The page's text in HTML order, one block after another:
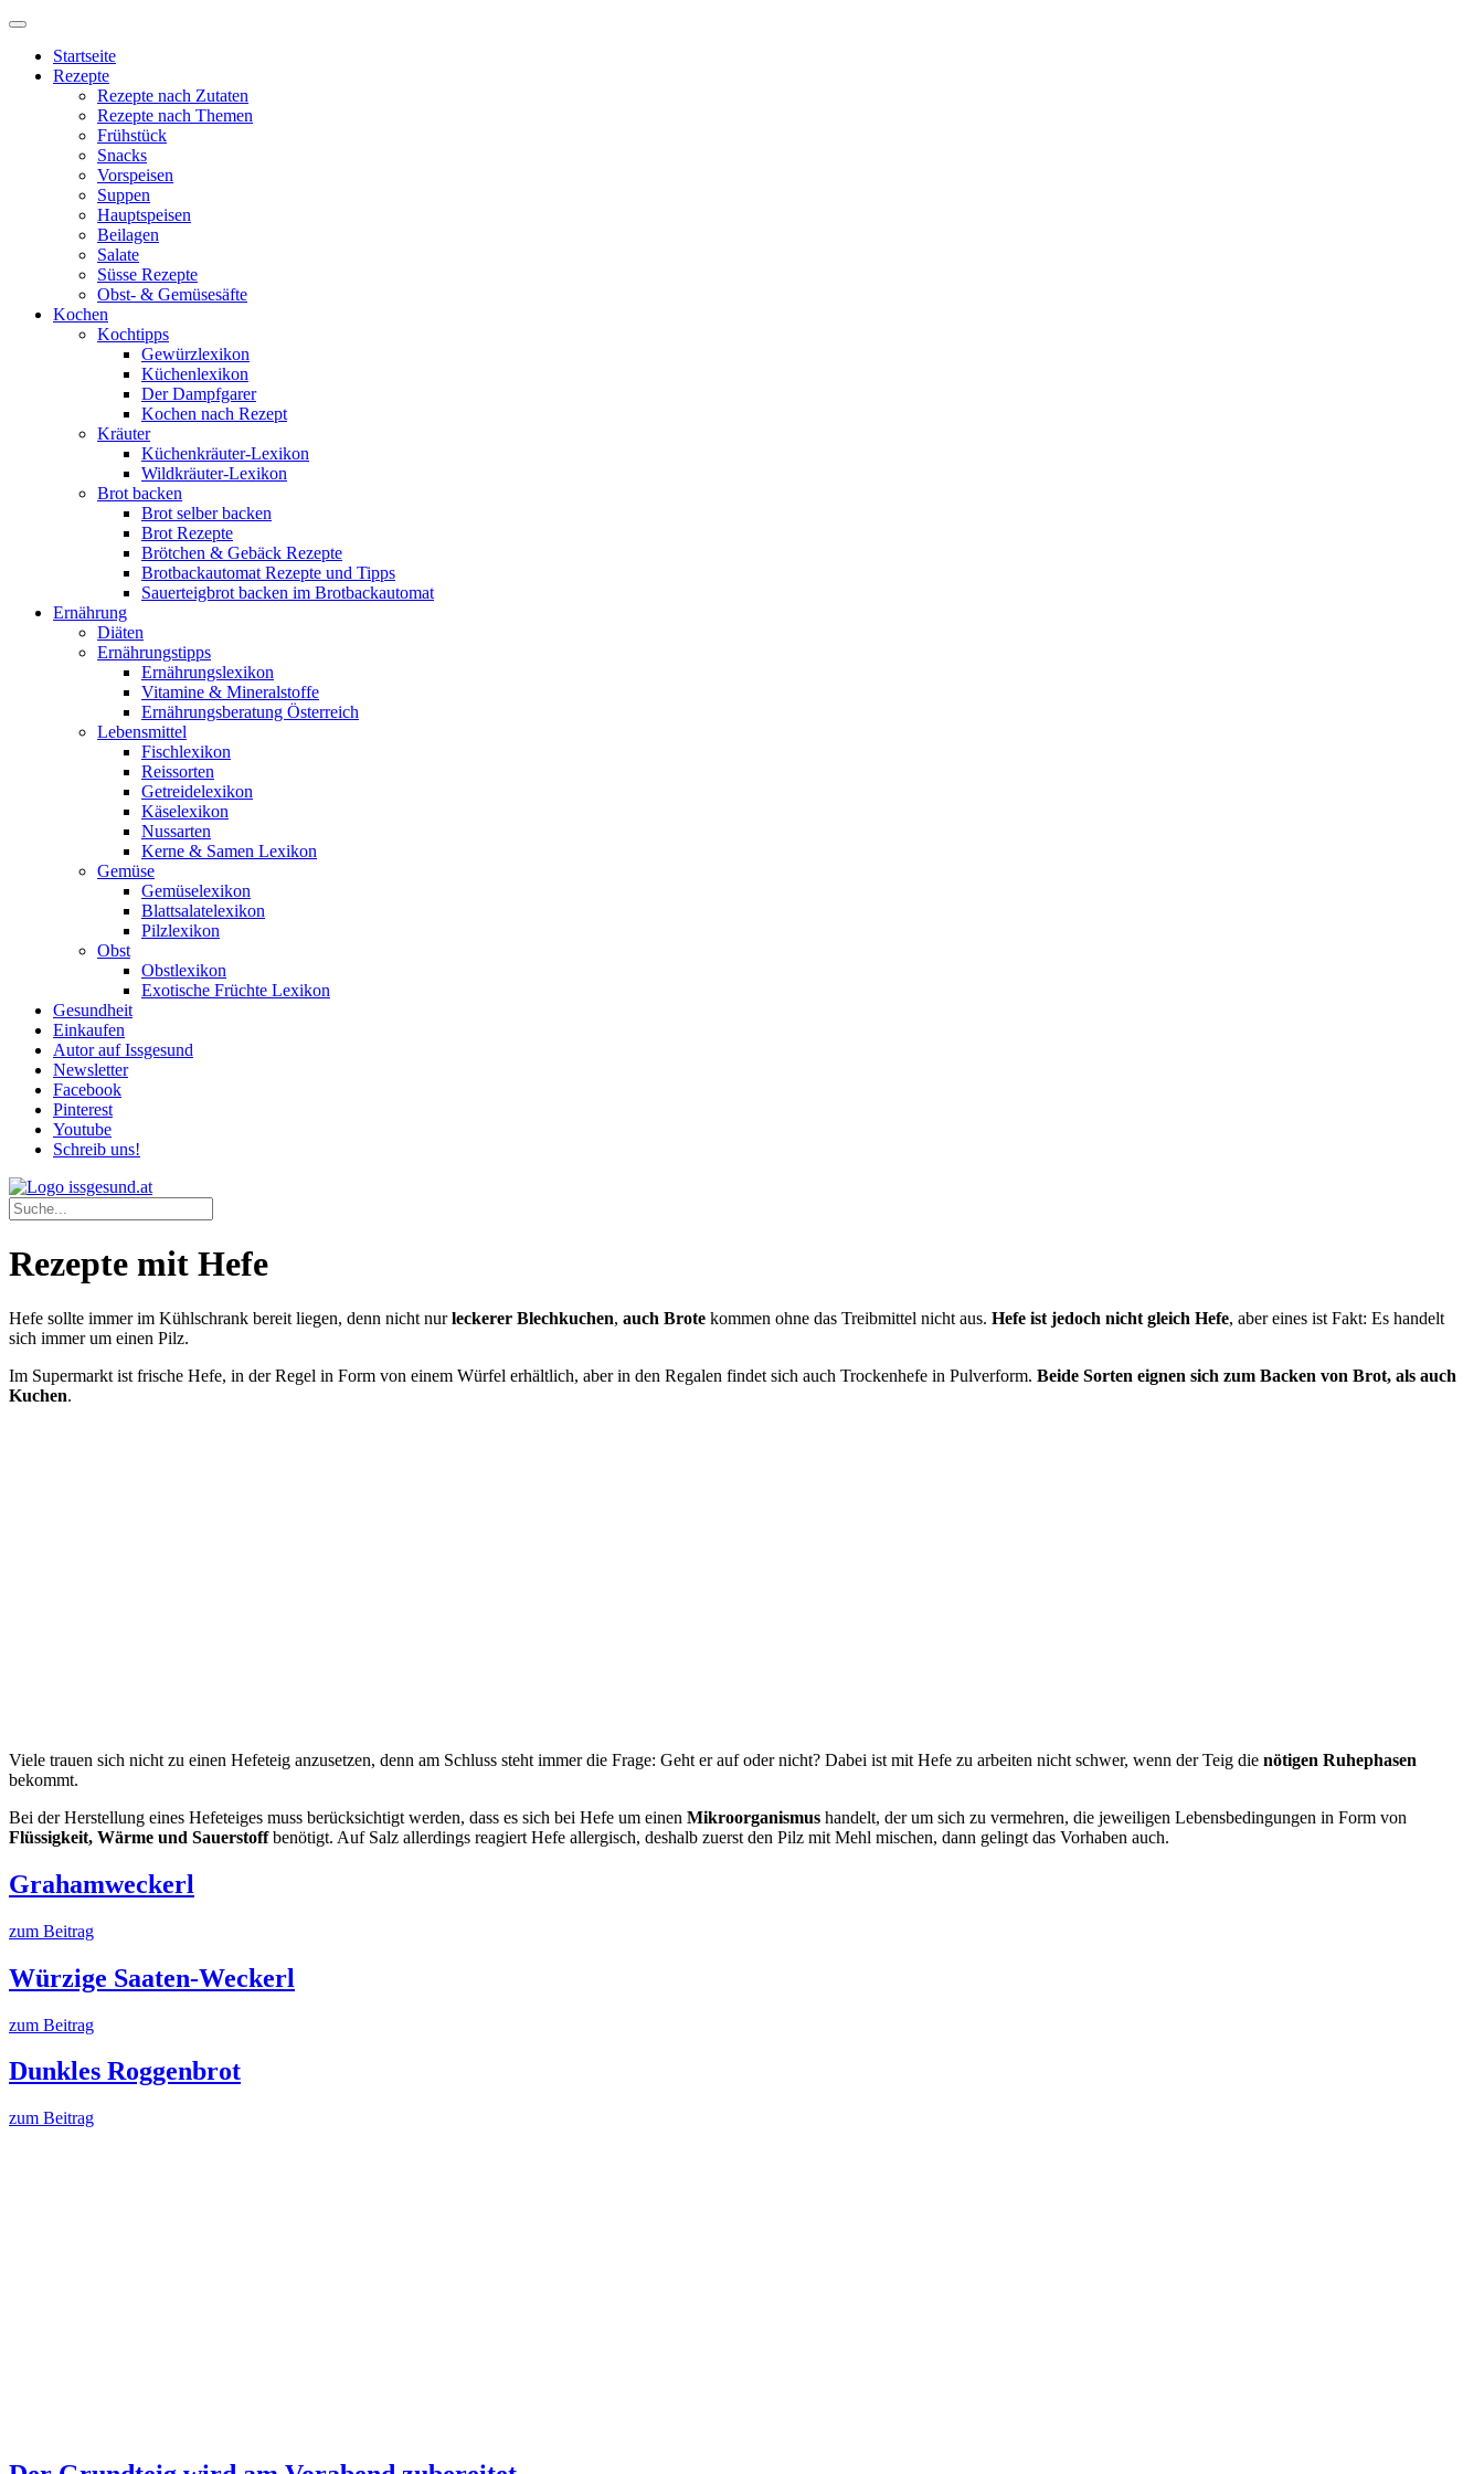
Startseite
Rezepte
Rezepte nach Zutaten
Rezepte nach Themen
Frühstück
Snacks
Vorspeisen
Suppen
Hauptspeisen
Beilagen
Salate
Süsse Rezepte
Obst- & Gemüsesäfte
Kochen
Kochtipps
Gewürzlexikon
Küchenlexikon
Der Dampfgarer
Kochen nach Rezept
Kräuter
Küchenkräuter-Lexikon
Wildkräuter-Lexikon
Brot backen
Brot selber backen
Brot Rezepte
Brötchen & Gebäck Rezepte
Brotbackautomat Rezepte und Tipps
Sauerteigbrot backen im Brotbackautomat
Ernährung
Diäten
Ernährungstipps
Ernährungslexikon
Vitamine & Mineralstoffe
Ernährungsberatung Österreich
Lebensmittel
Fischlexikon
Reissorten
Getreidelexikon
Käselexikon
Nussarten
Kerne & Samen Lexikon
Gemüse
Gemüselexikon
Blattsalatelexikon
Pilzlexikon
Obst
Obstlexikon
Exotische Früchte Lexikon
Gesundheit
Einkaufen
Autor auf Issgesund
Newsletter
Facebook
Pinterest
Youtube
Schreib uns!
Rezepte mit Hefe
Hefe sollte immer im Kühlschrank bereit liegen, denn nicht nurleckerer Blechkuchen, auch Brote kommen ohne das Treibmittel nicht aus. Hefe ist jedoch nicht gleich Hefe, aber eines ist Fakt: Es handelt
sich immer um einen Pilz.
Im Supermarkt ist frische Hefe, in der Regel in Form von einem Würfel erhältlich, aber in den Regalen findet sich auch Trockenhefe in Pulverform. Beide Sorten eignen sich zum Backen von Brot, als auch
Kuchen.
Viele trauen sich nicht zu einen Hefeteig anzusetzen, denn am Schluss steht immer die Frage: Geht er auf oder nicht? Dabei ist mit Hefe zu arbeiten nicht schwer, wenn der Teig die nötigen Ruhephasen
bekommt.
Bei der Herstellung eines Hefeteiges muss berücksichtigt werden, dass es sich bei Hefe um einen Mikroorganismus handelt, der um sich zu vermehren, die jeweiligen Lebensbedingungen in Form von
Flüssigkeit, Wärme und Sauerstoffbenötigt. Auf Salz allerdings reagiert Hefe allergisch, deshalb zuerst den Pilz mit Mehl mischen, dann gelingt das Vorhaben auch.
Grahamweckerl
zum Beitrag
Würzige Saaten-Weckerl
zum Beitrag
Dunkles Roggenbrot
zum Beitrag